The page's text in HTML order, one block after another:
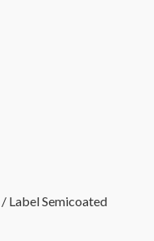
/ Label Semicoated